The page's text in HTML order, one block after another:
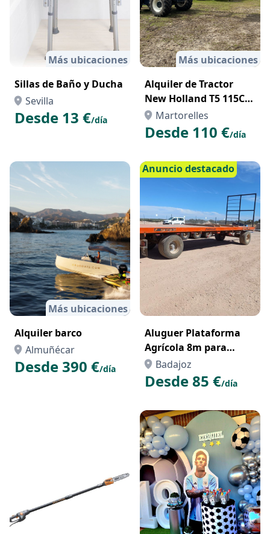
Más ubicaciones
Sillas de Baño y Ducha
Sevilla
Desde 13 €/día
Más ubicaciones
Alquiler de Tractor
New Holland T5 115CV
con Pala
Martorelles
Desde 110 €/día
Más ubicaciones
Alquiler barco
Almuñécar
Desde 390 €/día
Anuncio destacado
Aluguer Plataforma
Agrícola 8m para
Transporte de Painéis
Solares – Parques
Fotovoltaicos Portugal
Badajoz
Desde 85 €/día